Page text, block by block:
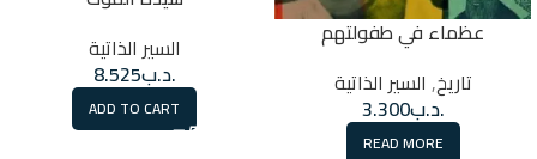
عظماء في طفولتهم
تاريخ, السير الذاتية
.د.ب3.300
READ MORE
السير الذاتية
.د.ب8.525
ADD TO CART